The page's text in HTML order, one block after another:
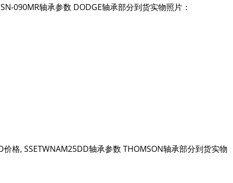
090MR轴承参数 DODGE轴承部分到货实物照片：
格, SSETWNAM25DD轴承参数 THOMSON轴承部分到货实物